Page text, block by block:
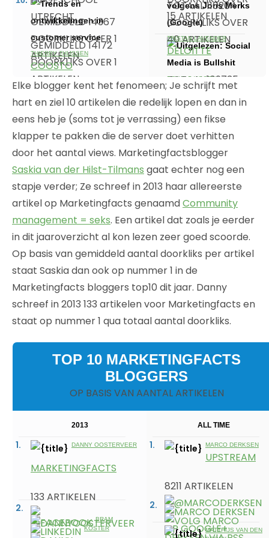
GEMIDDELD 14367
DOORKLIKS OVER 1
ARTIKELEN
UTRECHT
GEMIDDELD 14172
DOORKLIKS OVER 1
ARTIKELEN
THIERRY THIJSSEN
COOSTO
GEMIDDELD 12785
DOORKLIKS OVER 1
ARTIKELEN
15 ARTIKELEN
TOTAAL 110204
DOORKLIKS OVER
40 ARTIKELEN
TRISTAN LAVENDER
DELOITTE
TOTAAL 109735
DOORKLIKS OVER
15 ARTIKELEN
RONALD VOORN
BRANDS
CONSULTANCY
TOTAAL 106179
DOORKLIKS OVER
15 ARTIKELEN
Elke blogger kent het fenomeen; Je schrijft met
hart en ziel 10 artikelen die redelijk lopen en dan in
eens heb je (soms tot je verrassing) een fikse
klapper te pakken die de server doet verhitten
door het aantal views. Marketingfactsblogger
Saskia van der Hilst-Tilmans gaat echter nog een
stapje verder; Ze schreef in 2013 haar allereerste
artikel op Marketingfacts genaamdCommunity
management = seks. Een artikel dat zoals je eerder
in dit jaaroverzicht al kon lezen zeer goed scoorde.
Op basis van gemiddeld aantal doorkliks per artikel
staat Saskia dan ook op nummer 1 in de
Marketingfacts bloggers top10 dit jaar. Danny
schreef in 2013 133 artikelen voor Marketingfacts en
staat op nummer 1 qua totaal aantal doorkliks.
TOP 10 MARKETINGFACTS
BLOGGERS
OP BASIS VAN AANTAL ARTIKELEN
2013
DANNY OOSTERVEER
MARKETINGFACTS
133 ARTIKELEN
BRAM
KOSTER
ALL TIME
MARCO DERKSEN
UPSTREAM
8211 ARTIKELEN
MATTHIJS VAN DEN